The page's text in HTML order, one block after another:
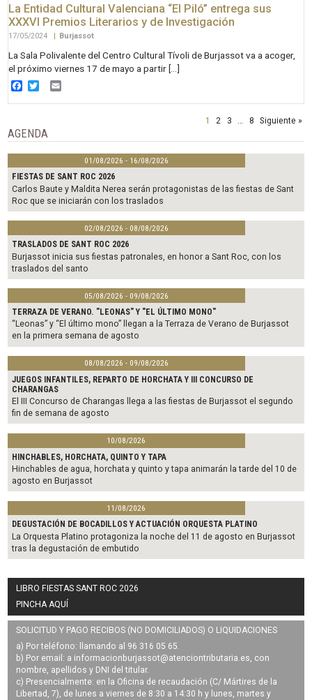
La Entidad Cultural Valenciana “El Piló” entrega sus
XXXVI Premios Literarios y de Investigación
17/05/2024 | Burjassot
La Sala Polivalente del Centro Cultural Tívoli de Burjassot va a acoger,
el próximo viernes 17 de mayo a partir […]
Facebook
Twitter
1 2 3 8 Siguiente »
AGENDA
01/08/2026 - 16/08/2026
FIESTAS DE SANT ROC 2026
Carlos Baute y Maldita Nerea serán protagonistas de las fiestas de Sant
Roc que se iniciarán con los traslados
02/08/2026 - 08/08/2026
TRASLADOS DE SANT ROC 2026
Burjassot inicia sus fiestas patronales, en honor a Sant Roc, con los
traslados del santo
05/08/2026 - 09/08/2026
TERRAZA DE VERANO. "LEONAS" Y "EL ÚLTIMO MONO"
“Leonas” y “El último mono” llegan a la Terraza de Verano de Burjassot
en la primera semana de agosto
08/08/2026 - 09/08/2026
JUEGOS INFANTILES, REPARTO DE HORCHATA Y III CONCURSO DE
CHARANGAS
El III Concurso de Charangas llega a las fiestas de Burjassot el segundo
fin de semana de agosto
10/08/2026
HINCHABLES, HORCHATA, QUINTO Y TAPA
Hinchables de agua, horchata y quinto y tapa animarán la tarde del 10 de
agosto en Burjassot
11/08/2026
DEGUSTACIÓN DE BOCADILLOS Y ACTUACIÓN ORQUESTA PLATINO
La Orquesta Platino protagoniza la noche del 11 de agosto en Burjassot
tras la degustación de embutido
LIBRO FIESTAS SANT ROC 2026
PINCHA AQUÍ
SOLICITUD Y PAGO RECIBOS (NO DOMICILIADOS) O LIQUIDACIONES
a) Por teléfono: llamando al 96 316 05 65.
b) Por email: a informacionburjassot@atenciontributaria.es, con
nombre, apellidos y DNI del titular.
c) Presencialmente: en la Oficina de recaudación (C/ Mártires de la
Libertad, 7), de lunes a viernes de 8:30 a 14:30 h y lunes, martes y